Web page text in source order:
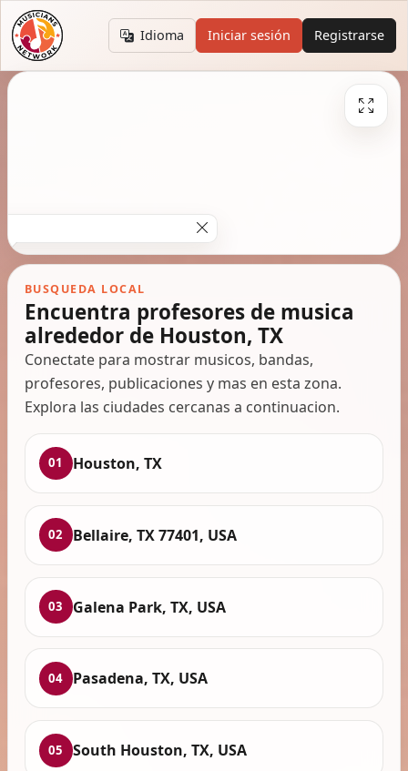
Idioma Iniciar sesión Registrarse
BUSQUEDA LOCAL
Encuentra profesores de musica
alrededor de Houston, TX
Conectate para mostrar musicos, bandas,
profesores, publicaciones y mas en esta zona.
Explora las ciudades cercanas a continuacion.
01 Houston, TX
02 Bellaire, TX 77401, USA
03 Galena Park, TX, USA
04 Pasadena, TX, USA
05 South Houston, TX, USA